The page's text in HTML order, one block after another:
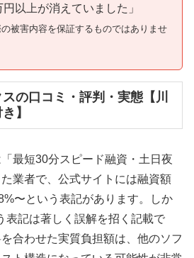
以上が消えていました」
被害内容を保証するものではありませ
の口コミ・評判・実態【川
】
最短30分スピード融資・土日夜
業者で、公式サイトには融資額
〜という表記があります。しか
表記は著しく誤解を招く記載で
合わせた実質負担額は、他のソフ